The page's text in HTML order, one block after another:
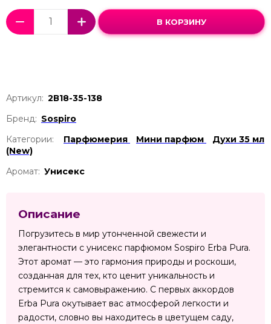
В КОРЗИНУ
Артикул: 2В18-35-138
Бренд: Sospiro
Категории:
Парфюмерия Мини парфюм
Духи 35 мл
(New)
Аромат: Унисекс
Описание
Погрузитесь в мир утонченной свежести и
элегантности с унисекс парфюмом Sospiro Erba Pura.
Этот аромат — это гармония природы и роскоши,
созданная для тех, кто ценит уникальность и
стремится к самовыражению. С первых аккордов
Erba Pura окутывает вас атмосферой легкости и
радости, словно вы находитесь в цветущем саду,